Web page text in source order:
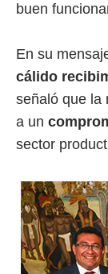
buen
En su
cálido
señaló que la
a un
sector